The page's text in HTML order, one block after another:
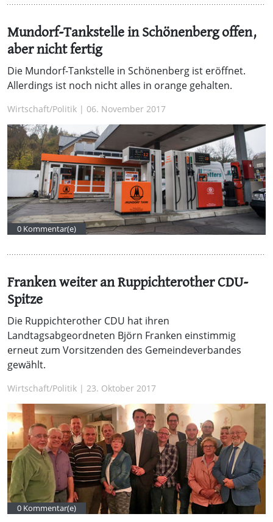
Mundorf-Tankstelle in Schönenberg offen,
aber nicht fertig
Die Mundorf-Tankstelle in Schönenberg ist eröffnet.
Allerdings ist noch nicht alles in orange gehalten.
Wirtschaft/Politik | 06. November 2017
0 Kommentar(e)
Franken weiter an Ruppichterother CDU-
Spitze
Die Ruppichterother CDU hat ihren
Landtagsabgeordneten Björn Franken einstimmig
erneut zum Vorsitzenden des Gemeindeverbandes
gewählt.
Wirtschaft/Politik | 23. Oktober 2017
0 Kommentar(e)